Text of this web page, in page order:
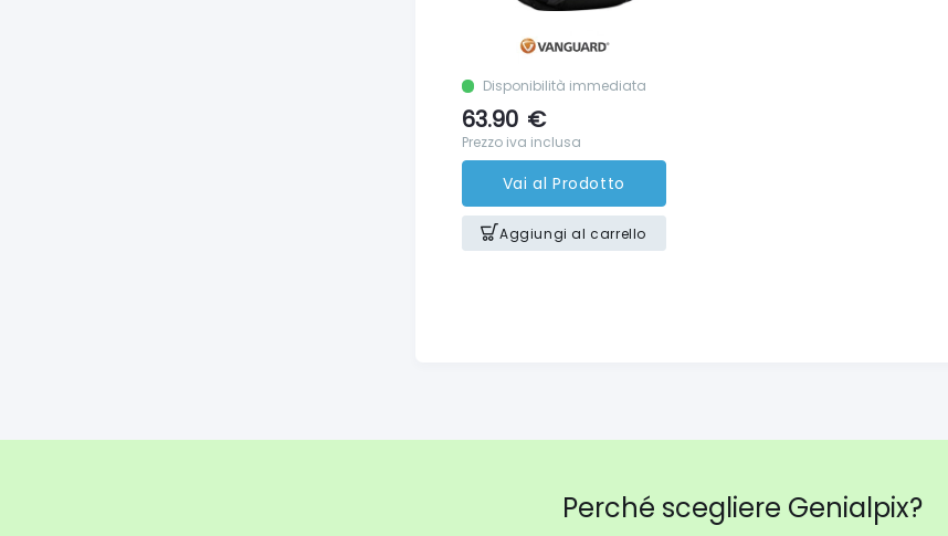
Disponibilità immediata
63.90 €
Prezzo iva inclusa
Vai al Prodotto
Aggiungi al carrello
Perché scegliere Genialpix?